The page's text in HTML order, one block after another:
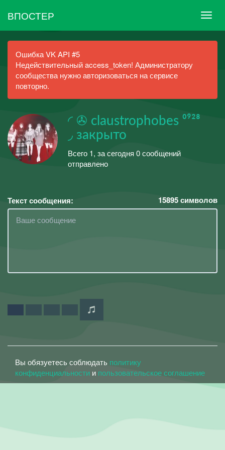
ВПОСТЕР
Ошибка VK API #5
Недействительный access_token! Администратору
сообщества нужно авторизоваться на сервисе
повторно.
◜ ✇ claustrophobes ⁰⁹²⁸
◞ закрыто
Всего 1, за сегодня 0 сообщений
отправлено
Текст сообщения: 15895символов
Вы обязуетесь соблюдать политику
конфиденциальности и пользовательское соглашение